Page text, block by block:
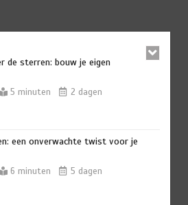
de sterren: bouw je eigen
5 minuten 2 dagen
een onverwachte twist voor je
6 minuten 5 dagen